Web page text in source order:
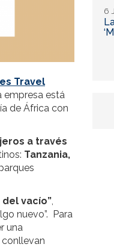
Travel
empresa está
de África con
a través
Tanzania,
vacío”,
nuevo”. Para
una
conllevan
6